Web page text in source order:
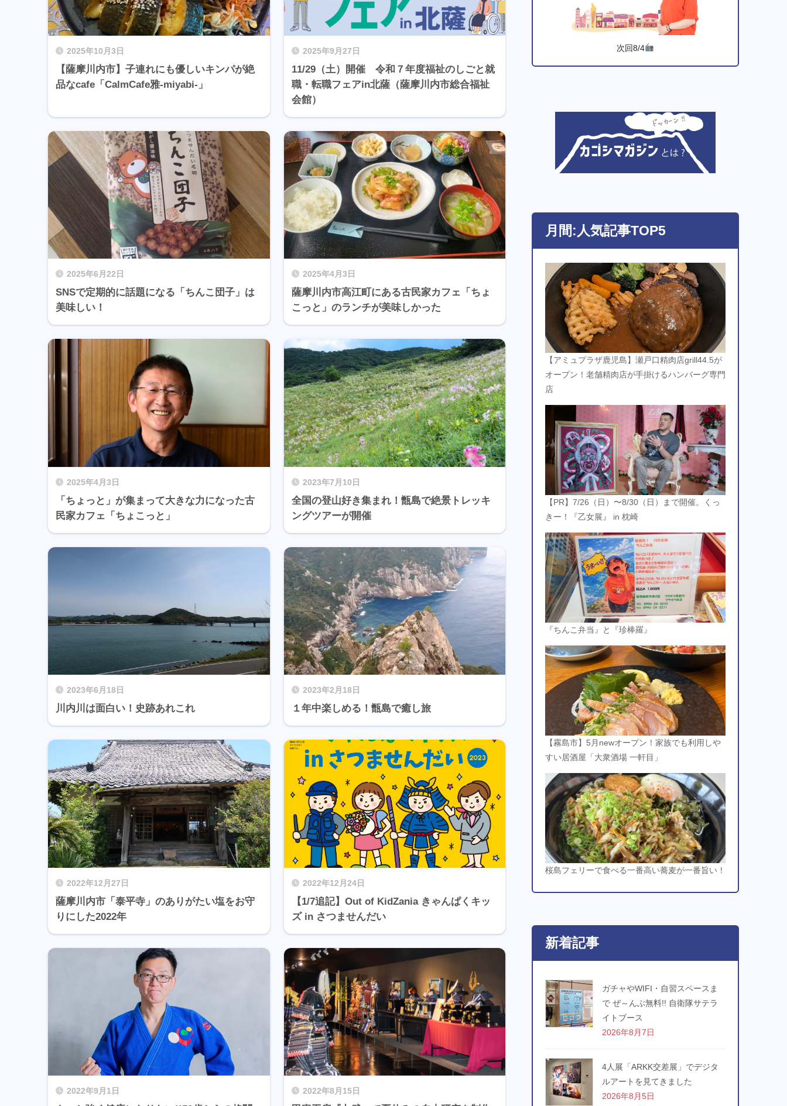
2025年10月3日
【薩摩川内市】子連れにも優しいキンパが絶
品なcafe「CalmCafe雅-miyabi-」
2025年9月27日
11/29（土）開催 令和７年度福祉のしごと就
職・転職フェアin北薩（薩摩川内市総合福祉
会館）
2025年6月22日
SNSで定期的に話題になる「ちんこ団子」は
美味しい！
2025年4月3日
薩摩川内市高江町にある古民家カフェ「ちょ
こっと」のランチが美味しかった
2025年4月3日
「ちょっと」が集まって大きな力になった古
民家カフェ「ちょこっと」
2023年7月10日
全国の登山好き集まれ！甑島で絶景トレッキ
ングツアーが開催
2023年6月18日
川内川は面白い！史跡あれこれ
2023年2月18日
１年中楽しめる！甑島で癒し旅
2022年12月27日
薩摩川内市「泰平寺」のありがたい塩をお守
りにした2022年
2022年12月24日
【1/7追記】Out of KidZania きゃんぱくキッ
ズ in さつませんだい
2022年9月1日 2022年8月15日
次回8/4
月間:人気記事TOP5
【アミュプラザ鹿児島】瀬戸口精肉店grill44.5が
オープン！老舗精肉店が手掛けるハンバーグ専門
店
【PR】7/26（日）〜8/30（日）まで開催。くっ
きー！『乙女展』 in 枕崎
『ちんこ弁当』と『珍棒羅』
【霧島市】5月newオープン！家族でも利用しや
すい居酒屋「大衆酒場 一軒目」
桜島フェリーで食べる一番高い蕎麦が一番旨い！
新着記事
ガチャやWIFI・自習スペースま
で ぜ～んぶ無料!! 自衛隊サテラ
イトブース
2026年8月7日
4人展「ARKK交差展」でデジタ
ルアートを見てきました
2026年8月5日